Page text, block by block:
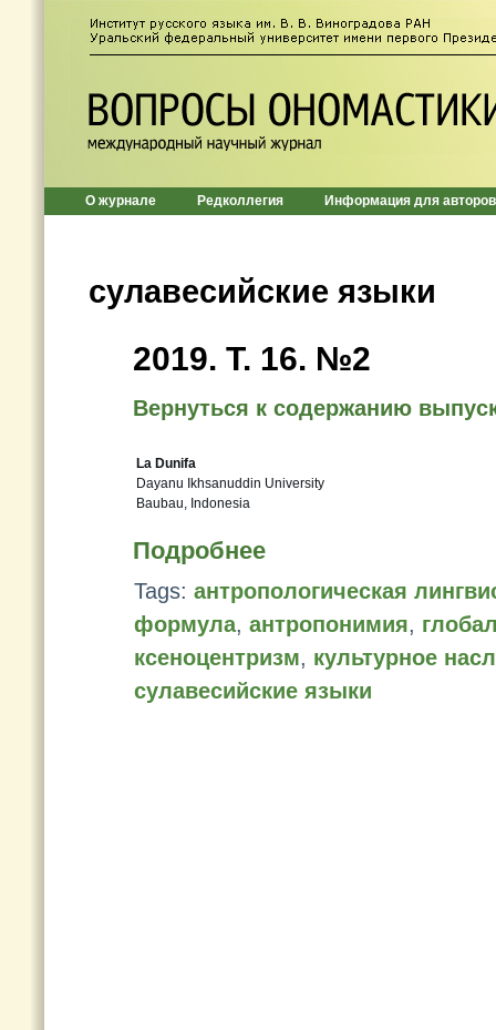
О журнале Редколлегия Информация для авторов
сулавесийские языки
2019. Т. 16. №2
Вернуться к содержанию
La Dunifa
Dayanu Ikhsanuddin University
Baubau, Indonesia
Подробнее
Tags: антропологическая
формула, антропонимия,
ксеноцентризм, культурное
сулавесийские языки